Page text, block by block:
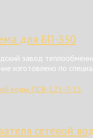
для БП-350
завод
изготовлено по
сетевой